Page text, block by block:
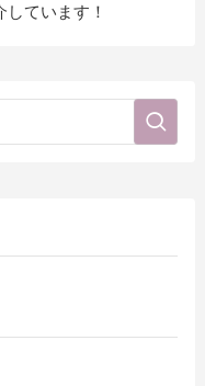
ています！